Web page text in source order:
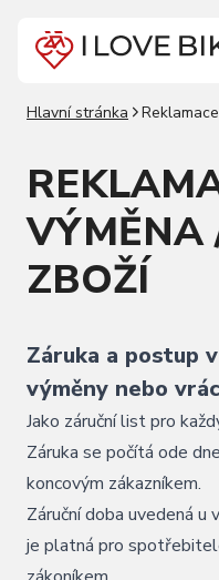
Hlavní stránka
VÝMĚNA
ZBOŽÍ
Záruka a postup
výměny nebo
Jako záruční list pro
Záruka se počítá ode
koncovým zákazníkem.
Záruční doba uvedená u
je platná pro